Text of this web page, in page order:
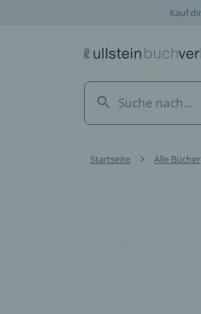
Kauf
Startseite Alle Bücher